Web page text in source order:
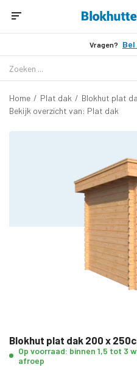
Vragen? Bel
Home / Plat dak / Blokhut plat
Bekijk overzicht van: Plat dak
Blokhut plat dak 200 x
Op voorraad: binnen 1,5 tot 3
afroep